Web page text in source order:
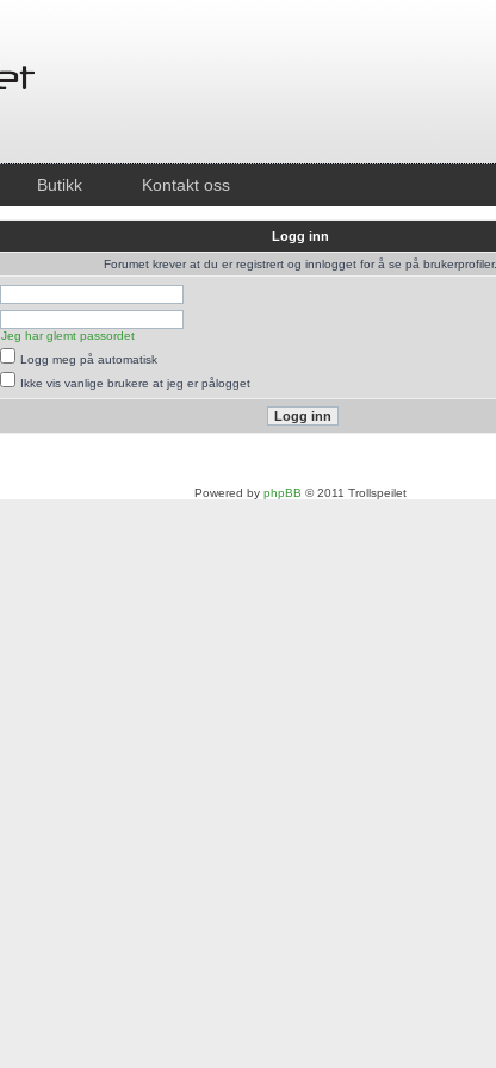
Butikk Kontakt oss
Logg inn
Forumet krever at du er registrert og innlogget for å se på brukerprofiler.
Jeg har glemt passordet
Logg meg på automatisk
Ikke vis vanlige brukere at jeg er pålogget
Powered by phpBB © 2011 Trollspeilet